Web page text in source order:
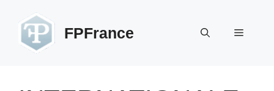
springen
FPFrance Menü